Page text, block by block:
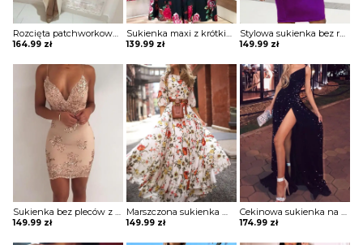
Rozcięta patchworkowa sukienka z siateczki zdobiona Dean
164.99 zł
Sukienka maxi z krótkim rękawem i wycięciem Rihan
139.99 zł
Stylowa sukienka bez rękawów z falbanami i patchworkami Emer
149.99 zł
Sukienka bez pleców z cekinami Elvita
149.99 zł
Marszczona sukienka maxi z nadrukiem kwiatowym i pół rękawa Terrell
149.99 zł
Cekinowa sukienka na cienkich ramiączkach Ozell
174.99 zł